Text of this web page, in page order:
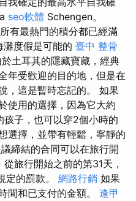
seo軟體 Schengen。
有最熱門的積分都已經滿
灘度假是可能的 臺中 整骨
土耳其的隱藏寶藏，經典
年受歡迎的目的地，但是在
，這是暫時忘記的。 如果
使用的選擇，因為它大約
孩子，也可以穿2個小時的
選擇，並帶有輕鬆，寧靜的
締結的合同可以在旅行開
從旅行開始之前的第31天，
定的罰款。 網路行銷 如果
間和已支付的金額。 逢甲